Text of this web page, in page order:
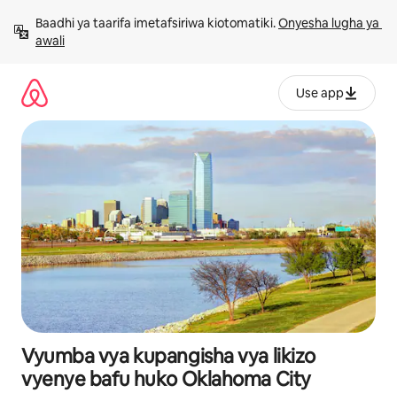
kwenda
kwenye
Baadhi ya taarifa imetafsiriwa kiotomatiki. Onyesha lugha ya
awali
Use app
Vyumba vya kupangisha vya likizo
vyenye bafu huko Oklahoma City